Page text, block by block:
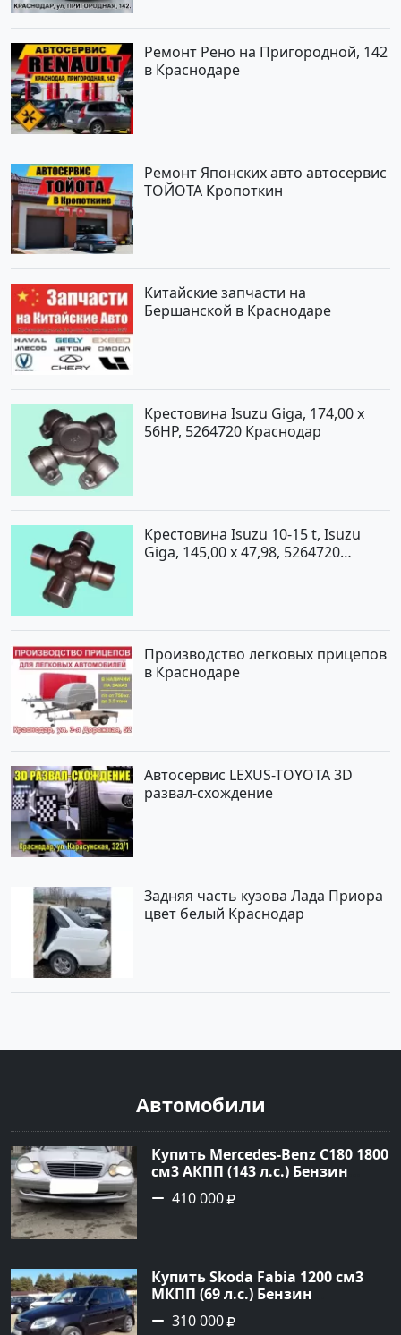
Ремонт Рено на Пригородной, 142
в Краснодаре
Ремонт Японских авто автосервис
ТОЙОТА Кропоткин
Китайские запчасти на
Бершанской в Краснодаре
Крестовина Isuzu Giga, 174,00 x
56HP, 5264720 Краснодар
Крестовина Isuzu 10-15 t, Isuzu
Giga, 145,00 x 47,98, 5264720
Производство легковых прицепов
в Краснодаре
Автосервис LEXUS-TOYOTA 3D
развал-схождение
Задняя часть кузова Лада Приора
цвет белый Краснодар
Автомобили
Купить Mercedes-Benz C180 1800
см3 АКПП (143 л.с.) Бензин
инжектор в Тимашевск : цвет
Серебряный Седан 2006 года по
Авторынок23
410 000
Купить Skoda Fabia 1200 см3
МКПП (69 л.с.) Бензин
инжектор в Кропоткин: цвет
черный Хетчбэк 2010 года по
310 000